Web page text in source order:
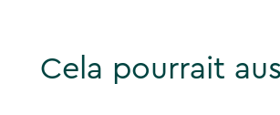
Cela pourrait